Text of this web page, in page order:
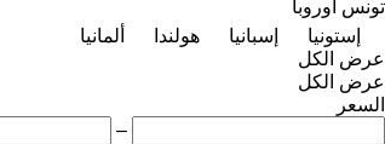
تونس أوروبا
إستونيا
إسبانيا هولندا
ألمانيا
عرض الكل
عرض الكل
السعر
–